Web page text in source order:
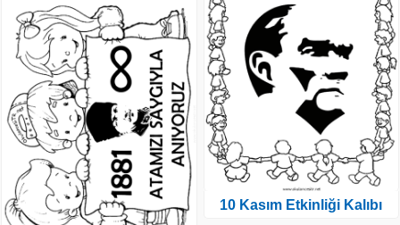
10 Kasım Etkinliği Kalıbı